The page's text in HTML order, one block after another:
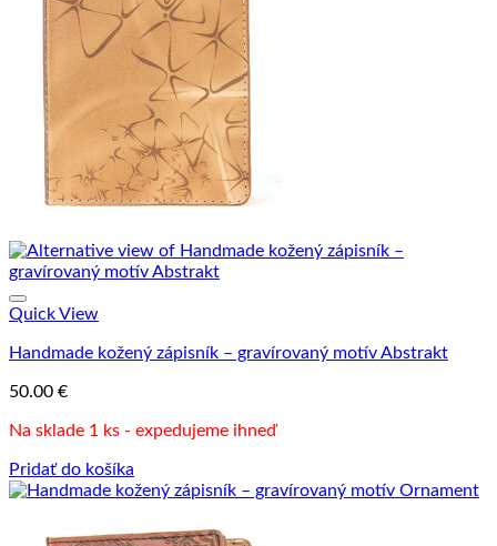
Quick View
Handmade kožený zápisník – gravírovaný motív Abstrakt
50.00 €
Na sklade 1 ks - expedujeme ihneď
Pridať do košíka